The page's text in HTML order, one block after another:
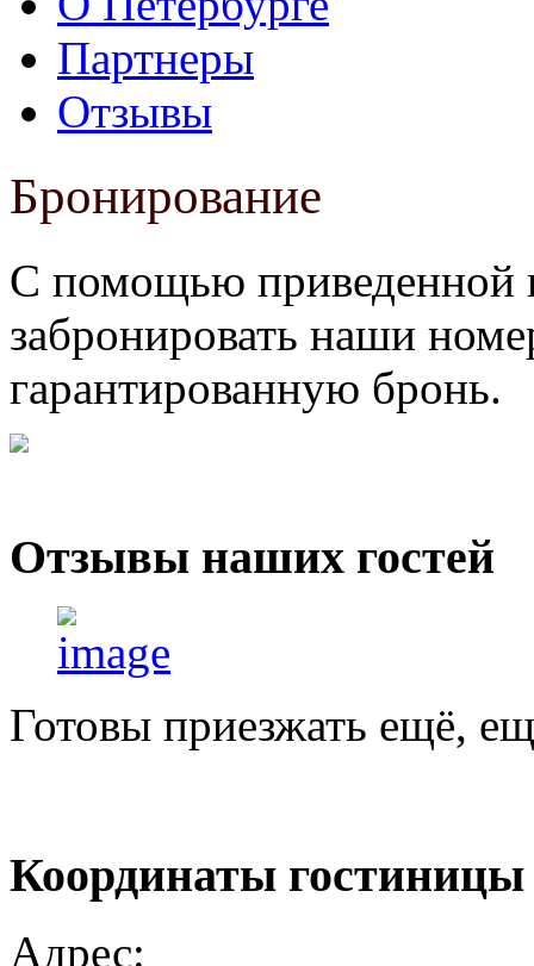
Партнеры
Отзывы
Бронирование
С помощью
забронировать наши
гарантированную бронь.
Отзывы наших гостей
Готовы приезжать ещё,
Координаты гостиницы
Адрес: